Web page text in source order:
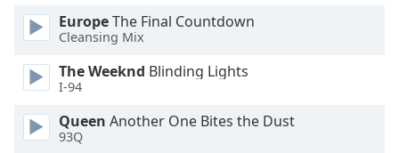
EuropeThe Final Countdown
Cleansing Mix
The Weeknd Blinding Lights
I-94
Queen Another One Bites the Dust
93Q